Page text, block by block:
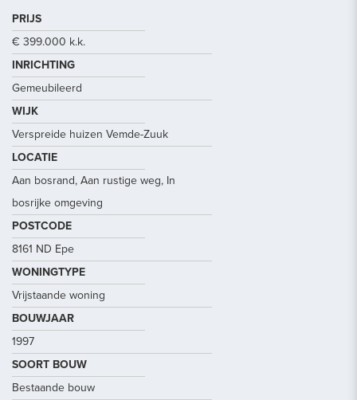
PRIJS
€ 399.000 k.k.
INRICHTING
Gemeubileerd
WIJK
Verspreide huizen Vemde-Zuuk
LOCATIE
Aan bosrand, Aan rustige weg, In
bosrijke omgeving
POSTCODE
8161 ND Epe
WONINGTYPE
Vrijstaande woning
BOUWJAAR
1997
SOORT BOUW
Bestaande bouw